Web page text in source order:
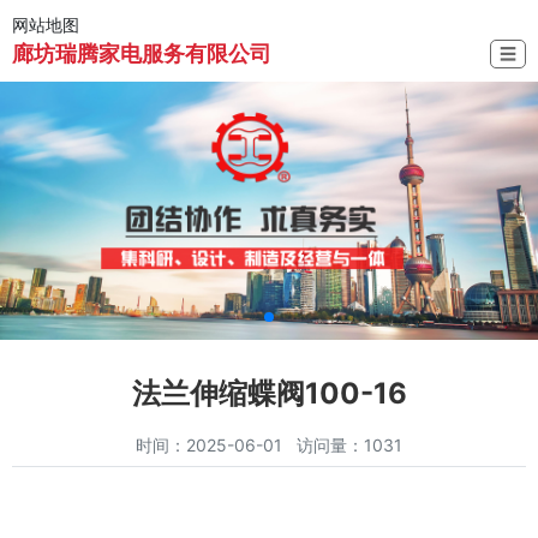
网站地图
廊坊瑞腾家电服务有限公司 ☰
法兰伸缩蝶阀100-16
时间：2025-06-01 访问量：1031